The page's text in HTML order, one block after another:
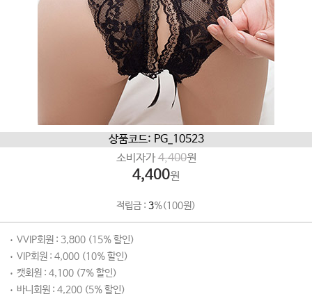
상품코드: PG_10523
소비자가4,400원
4,400원
적립금 : 3%(100원)
VVIP회원 : 3,800 (15% 할인)
VIP회원 : 4,000 (10% 할인)
캣회원 : 4,100 (7% 할인)
바니회원 : 4,200 (5% 할인)